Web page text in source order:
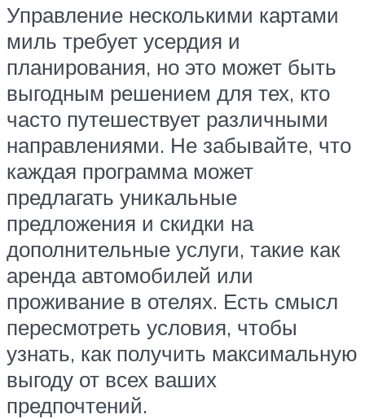
Управление несколькими картами
миль требует усердия и
планирования, но это может быть
выгодным решением для тех, кто
часто путешествует различными
направлениями. Не забывайте, что
каждая программа может
предлагать уникальные
предложения и скидки на
дополнительные услуги, такие как
аренда автомобилей или
проживание в отелях. Есть смысл
пересмотреть условия, чтобы
узнать, как получить максимальную
выгоду от всех ваших
предпочтений.